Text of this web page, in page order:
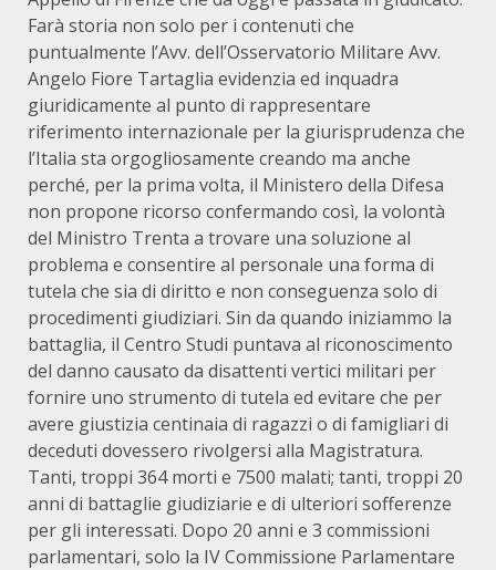
Farà storia non solo per i contenuti che
puntualmente l’Avv. dell’Osservatorio Militare Avv.
Angelo Fiore Tartaglia evidenzia ed inquadra
giuridicamente al punto di rappresentare
riferimento internazionale per la giurisprudenza che
l’Italia sta orgogliosamente creando ma anche
perché, per la prima volta, il Ministero della Difesa
non propone ricorso confermando così, la volontà
del Ministro Trenta a trovare una soluzione al
problema e consentire al personale una forma di
tutela che sia di diritto e non conseguenza solo di
procedimenti giudiziari. Sin da quando iniziammo la
battaglia, il Centro Studi puntava al riconoscimento
del danno causato da disattenti vertici militari per
fornire uno strumento di tutela ed evitare che per
avere giustizia centinaia di ragazzi o di famigliari di
deceduti dovessero rivolgersi alla Magistratura.
Tanti, troppi 364 morti e 7500 malati; tanti, troppi 20
anni di battaglie giudiziarie e di ulteriori sofferenze
per gli interessati. Dopo 20 anni e 3 commissioni
parlamentari, solo la IV Commissione Parlamentare